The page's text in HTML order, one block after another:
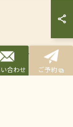
合わせ ご予約
ンmuumo ALL RIGHTS